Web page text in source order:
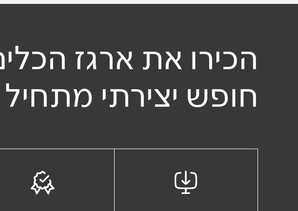
הכירו את ארגז
חופש יצירתי מתחיל